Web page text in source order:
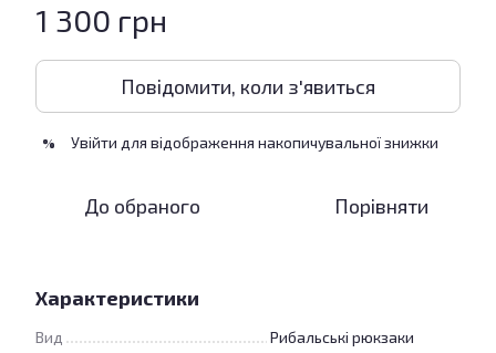
1 300 грн
Повідомити, коли з'явиться
% Увійти для відображення накопичувальної знижки
До обраного Порівняти
Характеристики
Вид Рибальські рюкзаки